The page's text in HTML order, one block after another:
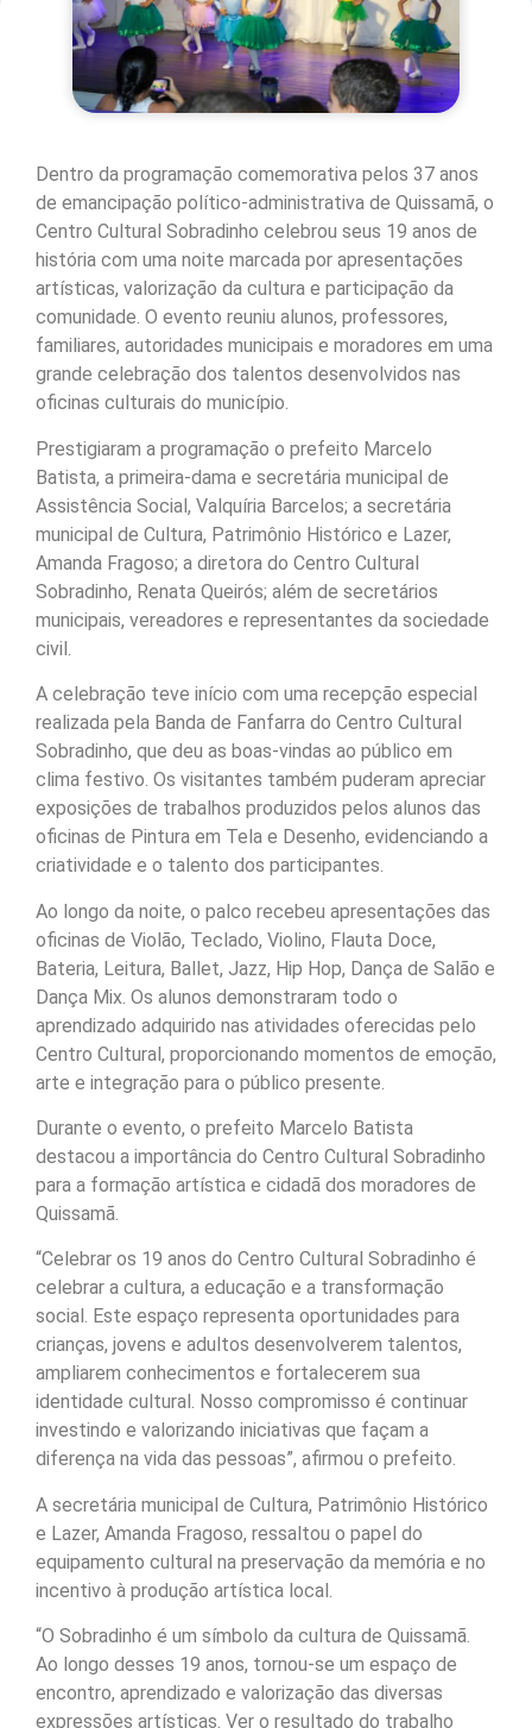
Dentro da programação comemorativa pelos 37 anos
de emancipação político-administrativa de Quissamã, o
Centro Cultural Sobradinho celebrou seus 19 anos de
história com uma noite marcada por apresentações
artísticas, valorização da cultura e participação da
comunidade. O evento reuniu alunos, professores,
familiares, autoridades municipais e moradores em uma
grande celebração dos talentos desenvolvidos nas
oficinas culturais do município.
Prestigiaram a programação o prefeito Marcelo
Batista, a primeira-dama e secretária municipal de
Assistência Social, Valquíria Barcelos; a secretária
municipal de Cultura, Patrimônio Histórico e Lazer,
Amanda Fragoso; a diretora do Centro Cultural
Sobradinho, Renata Queirós; além de secretários
municipais, vereadores e representantes da sociedade
civil.
A celebração teve início com uma recepção especial
realizada pela Banda de Fanfarra do Centro Cultural
Sobradinho, que deu as boas-vindas ao público em
clima festivo. Os visitantes também puderam apreciar
exposições de trabalhos produzidos pelos alunos das
oficinas de Pintura em Tela e Desenho, evidenciando a
criatividade e o talento dos participantes.
Ao longo da noite, o palco recebeu apresentações das
oficinas de Violão, Teclado, Violino, Flauta Doce,
Bateria, Leitura, Ballet, Jazz, Hip Hop, Dança de Salão e
Dança Mix. Os alunos demonstraram todo o
aprendizado adquirido nas atividades oferecidas pelo
Centro Cultural, proporcionando momentos de emoção,
arte e integração para o público presente.
Durante o evento, o prefeito Marcelo Batista
destacou a importância do Centro Cultural Sobradinho
para a formação artística e cidadã dos moradores de
Quissamã.
“Celebrar os 19 anos do Centro Cultural Sobradinho é
celebrar a cultura, a educação e a transformação
social. Este espaço representa oportunidades para
crianças, jovens e adultos desenvolverem talentos,
ampliarem conhecimentos e fortalecerem sua
identidade cultural. Nosso compromisso é continuar
investindo e valorizando iniciativas que façam a
diferença na vida das pessoas”, afirmou o prefeito.
A secretária municipal de Cultura, Patrimônio Histórico
e Lazer, Amanda Fragoso, ressaltou o papel do
equipamento cultural na preservação da memória e no
incentivo à produção artística local.
“O Sobradinho é um símbolo da cultura de Quissamã.
Ao longo desses 19 anos, tornou-se um espaço de
encontro, aprendizado e valorização das diversas
expressões artísticas. Ver o resultado do trabalho